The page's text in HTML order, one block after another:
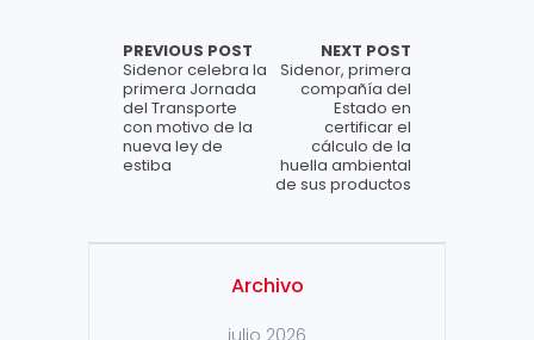
PREVIOUS POST
Sidenor celebra la
primera Jornada
del Transporte
con motivo de la
nueva ley de
estiba
NEXT POST
Sidenor, primera
compañía del
Estado en
certificar el
cálculo de la
huella ambiental
de sus productos
Archivo